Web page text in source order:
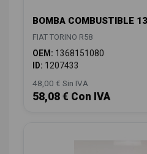
BOMBA COMBUSTIBLE
FIAT TORINO R58
OEM: 1368151080
ID: 1207433
48,00 € Sin IVA
58,08 € Con IVA